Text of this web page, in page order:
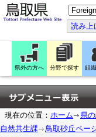
こ
の
ペ
ー
ジ
翻
訳
す
る
読み上
県外の方へ 分野で探す 組
現在の位置： ホーム 県
自然共生課
鳥取砂丘ペー